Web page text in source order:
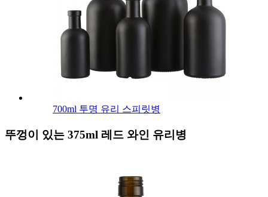
700ml 투명 유리 스피릿병
뚜껑이 있는 375ml 레드 와인 유리병